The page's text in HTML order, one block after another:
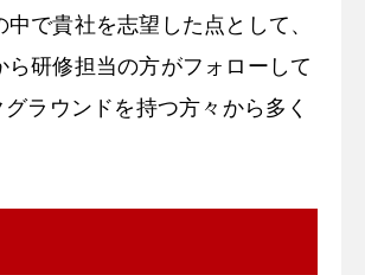
で貴社を志望した点として、
研修担当の方がフォローして
ラウンドを持つ方々から多く